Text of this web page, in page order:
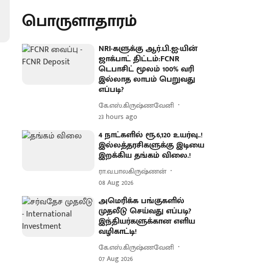
பொருளாதாரம்
NRI-களுக்கு ஆர்.பி.ஐ-யின்
ஜாக்பாட் திட்டம்:FCNR
டெபாசிட் மூலம் 100% வரி
இல்லாத லாபம் பெறுவது
எப்படி?
கே.எஸ்.கிருஷ்ணவேனி
23 hours ago
4 நாட்களில் ரூ.6,120 உயர்வு..!
இல்லத்தரசிகளுக்கு இடியை
இறக்கிய தங்கம் விலை.!
ரா.வ.பாலகிருஷ்ணன்
08 Aug 2026
அமெரிக்க பங்குகளில்
முதலீடு செய்வது எப்படி?
இந்தியர்களுக்கான எளிய
வழிகாட்டி!
கே.எஸ்.கிருஷ்ணவேனி
07 Aug 2026